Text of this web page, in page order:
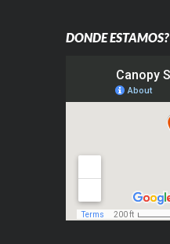
DONDE ESTAMOS?